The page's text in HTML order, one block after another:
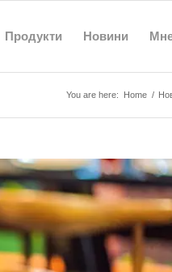
Продукти Новини
You are here: Home /